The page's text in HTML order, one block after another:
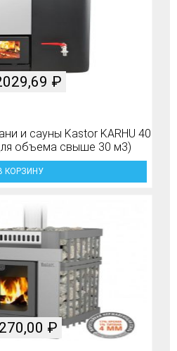
и сауны Kastor KARHU 40
объема свыше 30 м3)
₽
КОРЗИНУ
₽